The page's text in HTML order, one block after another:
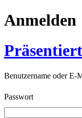
Anmelden
Benutzername oder E-
Passwort